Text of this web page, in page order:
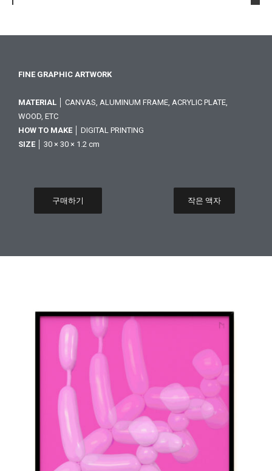
FINE GRAPHIC ARTWORK
MATERIAL │ CANVAS, ALUMINUM FRAME, ACRYLIC PLATE,
WOOD, ETC
HOW TO MAKE │ DIGITAL PRINTING
SIZE │ 30 × 30 × 1.2 cm
구매하기 작은 액자